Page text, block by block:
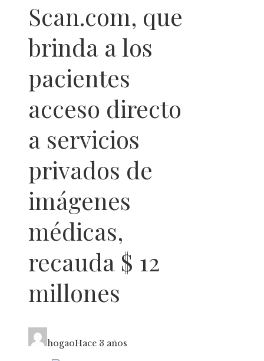
Scan.com, que
brinda a los
pacientes
acceso directo
a servicios
privados de
imágenes
médicas,
recauda $ 12
millones
hogaoHace 3 años